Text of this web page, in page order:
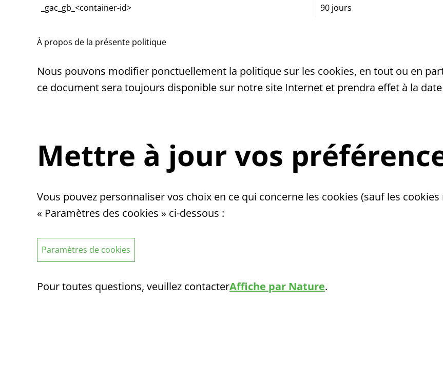
_gac_gb_<container-id> 90 jours
À propos de la présente politique
Nous pouvons modifier ponctuellement la politique sur les cookies, en tout ou en
ce document sera toujours disponible sur notre site Internet et prendra effet à la
Mettre à jour vos
Vous pouvez personnaliser vos choix en ce qui concerne les cookies (sauf les
« Paramètres des cookies » ci-dessous :
Paramètres de cookies
Pour toutes questions, veuillez contacterAffiche par Nature.